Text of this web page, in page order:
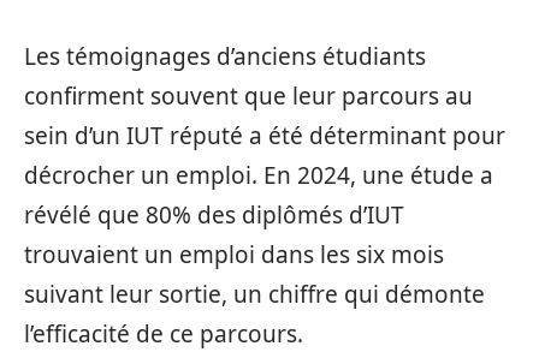
Les témoignages d’anciens étudiants
confirment souvent que leur parcours au
sein d’un IUT réputé a été déterminant pour
décrocher un emploi. En 2024, une étude a
révélé que 80% des diplômés d’IUT
trouvaient un emploi dans les six mois
suivant leur sortie, un chiffre qui démonte
l’efficacité de ce parcours.